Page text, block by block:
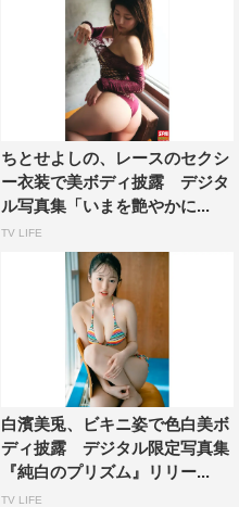
ちとせよしの、レースのセクシ
ー衣装で美ボディ披露 デジタ
ル写真集「いまを艶やかに...
TV LIFE
白濱美兎、ビキニ姿で色白美ボ
ディ披露 デジタル限定写真集
『純白のプリズム』リリー...
TV LIFE